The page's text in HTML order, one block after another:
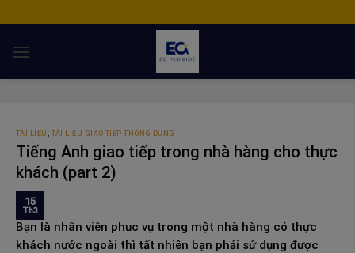
to
content
TÀI LIỆU , TÀI LIỆU GIAO TIẾP THÔNG DỤNG
Tiếng Anh giao tiếp trong nhà hàng cho thực
khách (part 2)
15
Th3
Bạn là nhân viên phục vụ trong một nhà hàng có thực
khách nước ngoài thì tất nhiên bạn phải sử dụng được